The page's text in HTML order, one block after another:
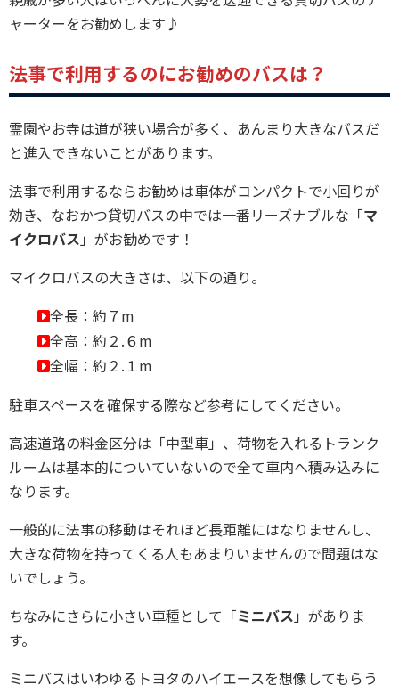
ャーターをお勧めします♪
法事で利用するのにお勧めのバスは？
霊園やお寺は道が狭い場合が多く、あんまり大きなバスだ
と進入できないことがあります。
法事で利用するならお勧めは車体がコンパクトで小回りが
効き、なおかつ貸切バスの中では一番リーズナブルな「マ
イクロバス 」がお勧めです！
マイクロバスの大きさは、以下の通り。
全長：約７m
全高：約２.６m
全幅：約２.１m
駐車スペースを確保する際など参考にしてください。
高速道路の料金区分は「中型車」、荷物を入れるトランク
ルームは基本的についていないので全て車内へ積み込みに
なります。
一般的に法事の移動はそれほど長距離にはなりませんし、
大きな荷物を持ってくる人もあまりいませんので問題はな
いでしょう。
ちなみにさらに小さい車種として「ミニバス 」がありま
す。
ミニバスはいわゆるトヨタのハイエースを想像してもらう